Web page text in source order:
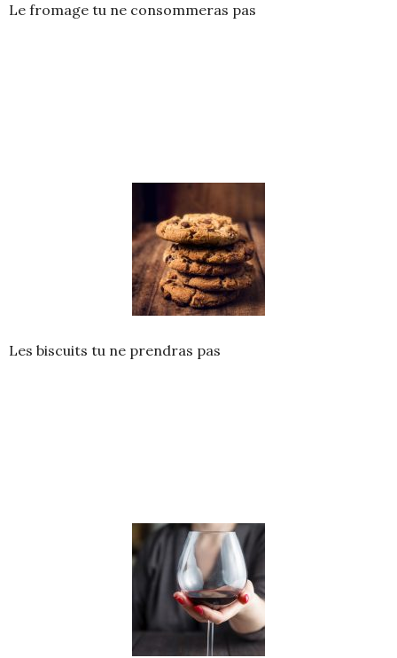
Le fromage tu ne consommeras pas
Les biscuits tu ne prendras pas